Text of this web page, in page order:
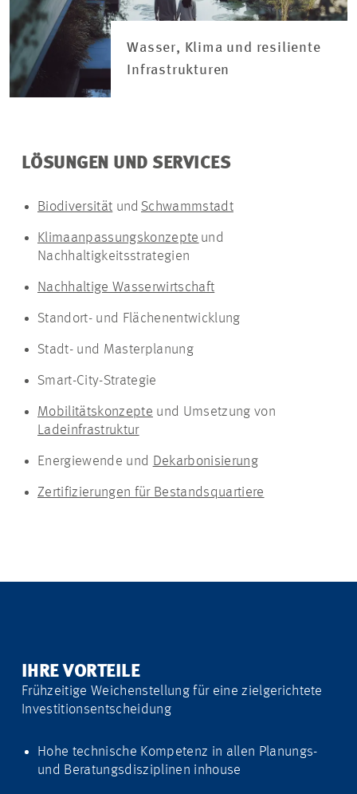
Wasser, Klima und resiliente
Infrastrukturen
LÖSUNGEN UND SERVICES
Biodiversität und Schwammstadt
Klimaanpassungskonzepte und
Nachhaltigkeitsstrategien
Nachhaltige Wasserwirtschaft
Standort- und Flächenentwicklung
Stadt- und Masterplanung
Smart-City-Strategie
Mobilitätskonzepte und Umsetzung von
Ladeinfrastruktur
Energiewende und Dekarbonisierung
Zertifizierungen für Bestandsquartiere
IHRE VORTEILE
Frühzeitige Weichenstellung für eine zielgerichtete
Investitionsentscheidung
Hohe technische Kompetenz ​in allen Planungs-
und ​Beratungsdisziplinen inhouse